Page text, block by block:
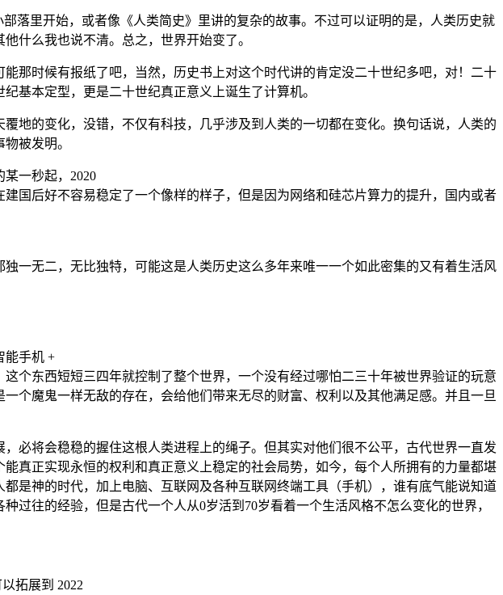
落里开始，或者像《人类简史》里讲的复杂的故事。不过可以证明的是，人类历史就
什么我也说不清。总之，世界开始变了。
那时候有报纸了吧，当然，历史书上对这个时代讲的肯定没二十世纪多吧，对！二十
基本定型，更是二十世纪真正意义上诞生了计算机。
地的变化，没错，不仅有科技，几乎涉及到人类的一切都在变化。换句话说，人类的
被发明。
一秒起，2020
国后好不容易稳定了一个像样的样子，但是因为网络和硅芯片算力的提升，国内或者
一无二，无比独特，可能这是人类历史这么多年来唯一一个如此密集的又有着生活风
能手机 +
个东西短短三四年就控制了整个世界，一个没有经过哪怕二三十年被世界验证的玩意
个魔鬼一样无敌的存在，会给他们带来无尽的财富、权利以及其他满足感。并且一旦
必将会稳稳的握住这根人类进程上的绳子。但其实对他们很不公平，古代世界一直发
真正实现永恒的权利和真正意义上稳定的社会局势，如今，每个人所拥有的力量都堪
是神的时代，加上电脑、互联网及各种互联网终端工具（手机），谁有底气能说知道
往的经验，但是古代一个人从0岁活到70岁看着一个生活风格不怎么变化的世界，
拓展到 2022